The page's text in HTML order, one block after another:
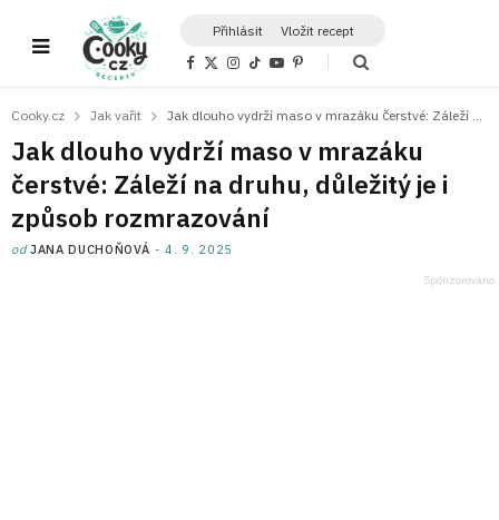
Přihlásit Vložit recept
F
b
o
k
X
i
t
e
r
)
I
a
r
a
m
T
o
Y
u
e
P
e
e
s
Cooky.cz Jak vařit
Jak dlouho vydrží maso v mrazáku
čerstvé: Záleží na druhu, důležitý je i
způsob rozmrazování
odJANA DUCHOŇOVÁ 4. 9. 2025